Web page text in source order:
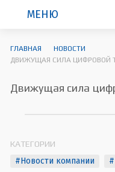
МЕНЮ
ГЛАВНАЯ
НОВОСТИ
ДВИЖУЩАЯ СИЛА ЦИФРОВОЙ
Движущая сила
КАТЕГОРИИ
#Новости компании